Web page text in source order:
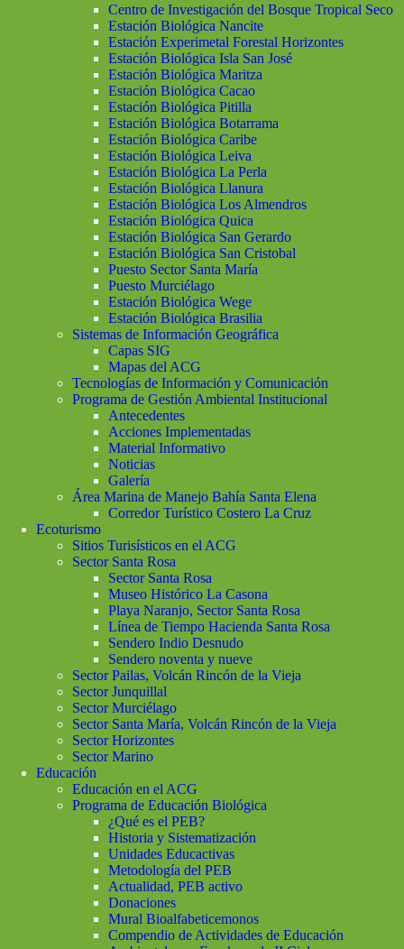
Centro de Investigación del Bosque Tropical Seco
Estación Biológica Nancite
Estación Experimetal Forestal Horizontes
Estación Biológica Isla San José
Estación Biológica Maritza
Estación Biológica Cacao
Estación Biológica Pitilla
Estación Biológica Botarrama
Estación Biológica Caribe
Estación Biológica Leiva
Estación Biológica La Perla
Estación Biológica Llanura
Estación Biológica Los Almendros
Estación Biológica Quica
Estación Biológica San Gerardo
Estación Biológica San Cristobal
Puesto Sector Santa María
Puesto Murciélago
Estación Biológica Wege
Estación Biológica Brasilia
Sistemas de Información Geográfica
Capas SIG
Mapas del ACG
Tecnologías de Información y Comunicación
Programa de Gestión Ambiental Institucional
Antecedentes
Acciones Implementadas
Material Informativo
Noticias
Galería
Área Marina de Manejo Bahía Santa Elena
Corredor Turístico Costero La Cruz
Ecoturismo
Sitios Turisísticos en el ACG
Sector Santa Rosa
Sector Santa Rosa
Museo Histórico La Casona
Playa Naranjo, Sector Santa Rosa
Línea de Tiempo Hacienda Santa Rosa
Sendero Indio Desnudo
Sendero noventa y nueve
Sector Pailas, Volcán Rincón de la Vieja
Sector Junquillal
Sector Murciélago
Sector Santa María, Volcán Rincón de la Vieja
Sector Horizontes
Sector Marino
Educación
Educación en el ACG
Programa de Educación Biológica
¿Qué es el PEB?
Historia y Sistematización
Unidades Educactivas
Metodología del PEB
Actualidad, PEB activo
Donaciones
Mural Bioalfabeticemonos
Compendio de Actividades de Educación